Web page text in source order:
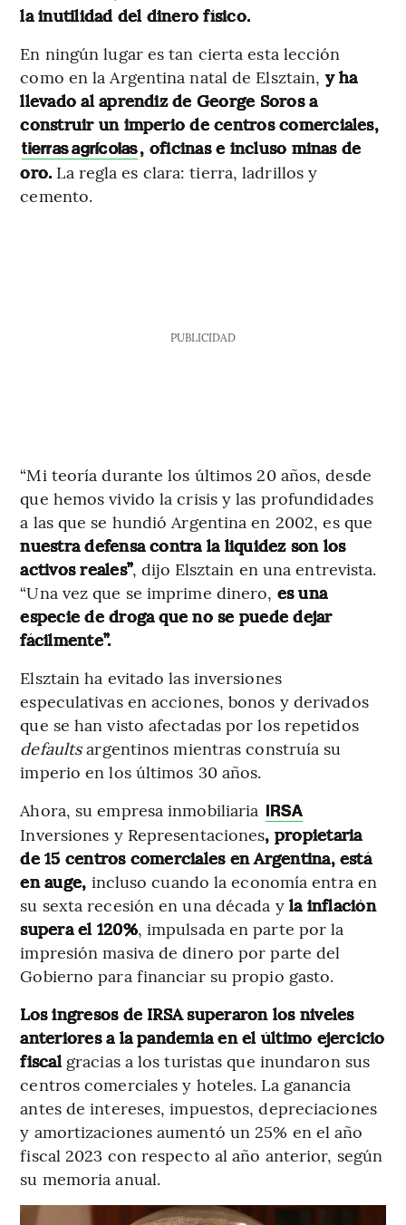
la inutilidad del dinero físico.
En ningún lugar es tan cierta esta lección
como en la Argentina natal de Elsztain, y ha
llevado al aprendiz de George Soros a
construir un imperio de centros comerciales,
tierras agrícolas, oficinas e incluso minas de
oro. La regla es clara: tierra, ladrillos y
cemento.
PUBLICIDAD
“Mi teoría durante los últimos 20 años, desde
que hemos vivido la crisis y las profundidades
a las que se hundió Argentina en 2002, es que
nuestra defensa contra la liquidez son los
activos reales”, dijo Elsztain en una entrevista.
“Una vez que se imprime dinero, es una
especie de droga que no se puede dejar
fácilmente”.
Elsztain ha evitado las inversiones
especulativas en acciones, bonos y derivados
que se han visto afectadas por los repetidos
defaultsargentinos mientras construía su
imperio en los últimos 30 años.
Ahora, su empresa inmobiliaria IRSA
Inversiones y Representaciones, propietaria
de 15 centros comerciales en Argentina, está
en auge, incluso cuando la economía entra en
su sexta recesión en una década yla inflación
supera el 120%, impulsada en parte por la
impresión masiva de dinero por parte del
Gobierno para financiar su propio gasto.
Los ingresos de IRSA superaron los niveles
anteriores a la pandemia en el último ejercicio
fiscal gracias a los turistas que inundaron sus
centros comerciales y hoteles. La ganancia
antes de intereses, impuestos, depreciaciones
y amortizaciones aumentó un 25% en el año
fiscal 2023 con respecto al año anterior, según
su memoria anual.